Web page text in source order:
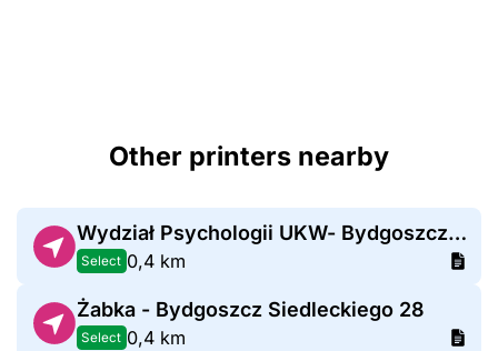
Other printers nearby
Wydział Psychologii UKW- Bydgoszcz Leopolda Staffa 1
Select 0,4 km
Żabka - Bydgoszcz Siedleckiego 28
Select 0,4 km